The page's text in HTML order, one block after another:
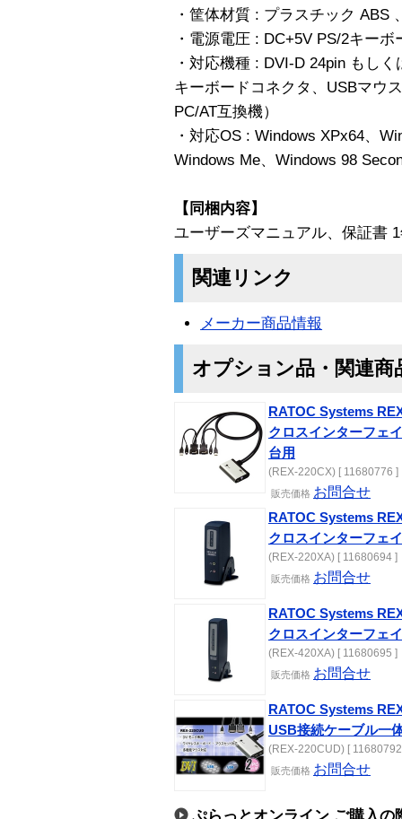
・筐体材質 : プラスチック ABS
・電源電圧 : DC+5V PS/2キー
・対応機種 : DVI-D 24pin もし
キーボードコネクタ、USBマウ
PC/AT互換機）
・対応OS : Windows XPx64、
Windows Me、Windows 98
【同梱内容】
ユーザーズマニュアル、保証書
関連リンク
メーカー商品情報
オプション品・関連商
RATOC Systems
クロスインターフェ
台用
(REX-220CX) [ 11680776 ]
販売価格 お問合せ
RATOC Systems
クロスインターフェ
(REX-220XA) [ 11680694 ]
販売価格 お問合せ
RATOC Systems
クロスインターフェ
(REX-420XA) [ 11680695 ]
販売価格 お問合せ
RATOC Systems
USB接続ケーブル一
(REX-220CUD) [
販売価格 お問合せ